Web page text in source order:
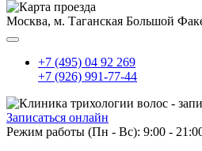
Москва, м. Таганская Большой
+7 (495) 04 92 269
+7 (926) 991-77-44
Записаться онлайн
Режим работы (Пн - Вс): 9:00 -